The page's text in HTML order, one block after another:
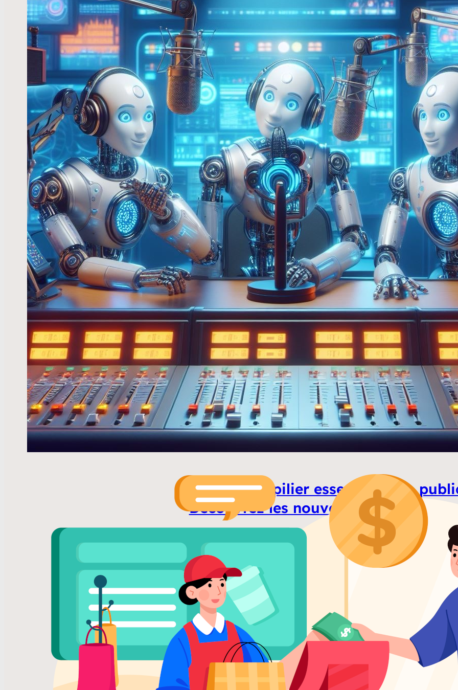
artificielle (IA) qui promet de transformer la diffusion, la…
Lire la suite …
L’Audio, un pilier essentiel de la
Découvrez les nouvelles données
Vous avez déjà remarqué comment une simple pub peut
vibrer votre esprit, même après des semaines ? Eh…
Lire la suite …